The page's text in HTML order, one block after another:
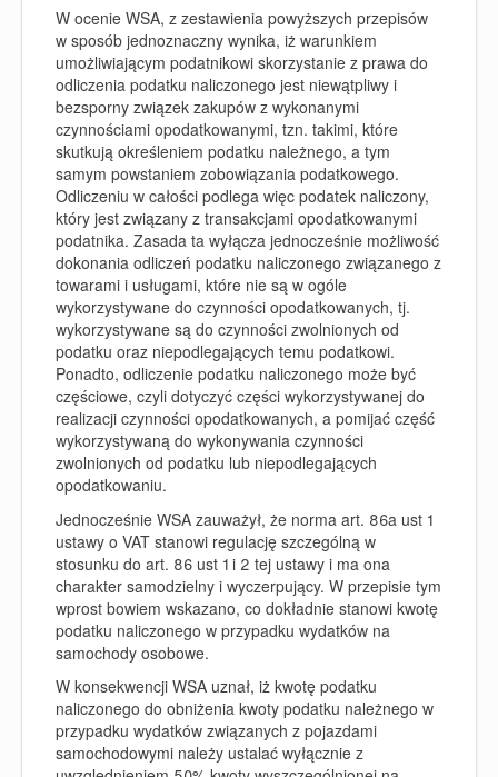
W ocenie WSA, z zestawienia powyższych przepisów
w sposób jednoznaczny wynika, iż warunkiem
umożliwiającym podatnikowi skorzystanie z prawa do
odliczenia podatku naliczonego jest niewątpliwy i
bezsporny związek zakupów z wykonanymi
czynnościami opodatkowanymi, tzn. takimi, które
skutkują określeniem podatku należnego, a tym
samym powstaniem zobowiązania podatkowego.
Odliczeniu w całości podlega więc podatek naliczony,
który jest związany z transakcjami opodatkowanymi
podatnika. Zasada ta wyłącza jednocześnie możliwość
dokonania odliczeń podatku naliczonego związanego z
towarami i usługami, które nie są w ogóle
wykorzystywane do czynności opodatkowanych, tj.
wykorzystywane są do czynności zwolnionych od
podatku oraz niepodlegających temu podatkowi.
Ponadto, odliczenie podatku naliczonego może być
częściowe, czyli dotyczyć części wykorzystywanej do
realizacji czynności opodatkowanych, a pomijać część
wykorzystywaną do wykonywania czynności
zwolnionych od podatku lub niepodlegających
opodatkowaniu.
Jednocześnie WSA zauważył, że norma art. 86a ust 1
ustawy o VAT stanowi regulację szczególną w
stosunku do art. 86 ust 1 i 2 tej ustawy i ma ona
charakter samodzielny i wyczerpujący. W przepisie tym
wprost bowiem wskazano, co dokładnie stanowi kwotę
podatku naliczonego w przypadku wydatków na
samochody osobowe.
W konsekwencji WSA uznał, iż kwotę podatku
naliczonego do obniżenia kwoty podatku należnego w
przypadku wydatków związanych z pojazdami
samochodowymi należy ustalać wyłącznie z